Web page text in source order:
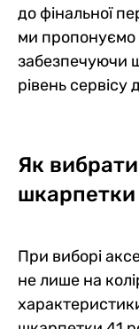
до фінальної
ми пропонуємо
забезпечуючи
рівень сервісу
Як вибрати
шкарпетки
При виборі
не лише на